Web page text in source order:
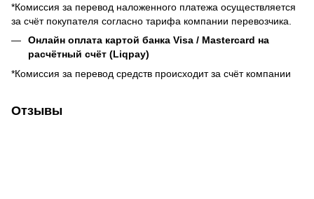
*Комиссия за перевод наложенного платежа осуществляется
за счёт покупателя согласно тарифа компании перевозчика.
Онлайн оплата картой банка Visa / Mastercard на
расчётный счёт (Liqpay)
*Комиссия за перевод средств происходит за счёт компании
Отзывы